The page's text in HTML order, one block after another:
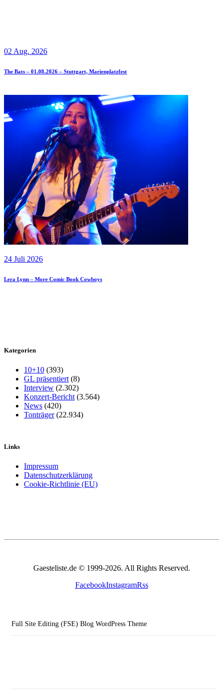
02 Aug. 2026
The Bats – 01.08.2026 – Stuttgart, Marienplatzfest
24 Juli 2026
Lera Lynn – More Comic Book Cowboys
Kategorien
10+10 (393)
GL präsentiert (8)
Interview (2.302)
Konzert-Bericht (3.564)
News (420)
Tonträger(22.934)
Links
Impressum
Datenschutzerklärung
Cookie-Richtlinie (EU)
Gaesteliste.de © 1999-2026. All Rights Reserved.
FacebookInstagramRss
Full Site Editing (FSE) Blog WordPress Theme